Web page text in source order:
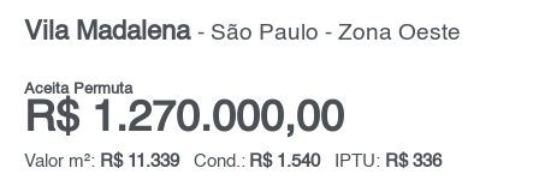
Vila Madalena - São Paulo - Zona Oeste
Aceita Permuta
R$ 1.270.000,00
Valor m²: R$ 11.339 Cond.: R$ 1.540 IPTU: R$ 336